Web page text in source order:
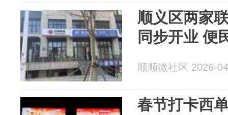
顺义区两家
同步开业 便
顺顺微社区 2026-
春节打卡西